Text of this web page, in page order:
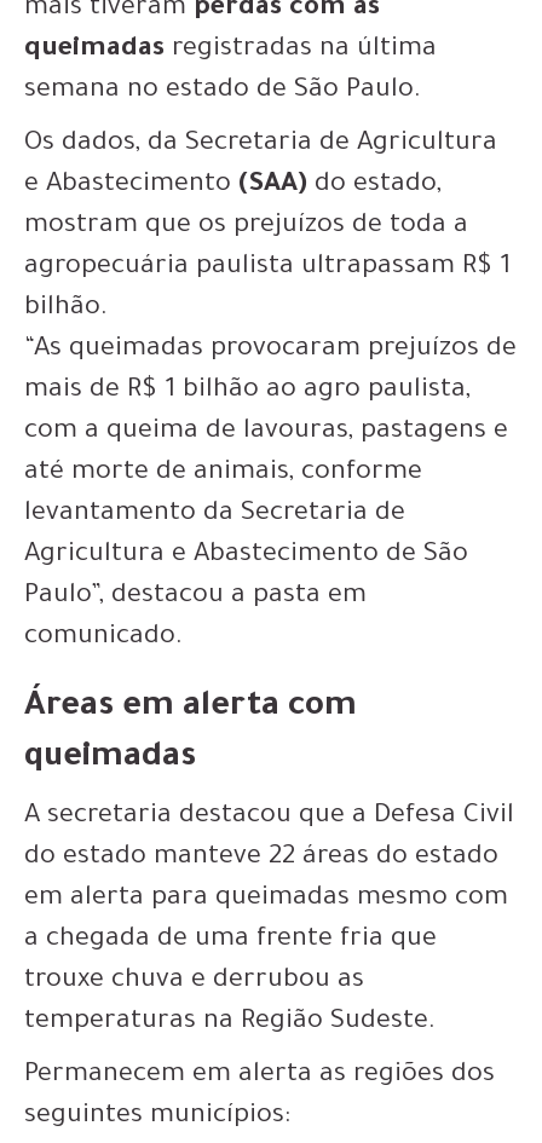
mais tiveram perdas com as
queimadas registradas na última
semana no estado de São Paulo.
Os dados, da Secretaria de Agricultura
e Abastecimento (SAA) do estado,
mostram que os prejuízos de toda a
agropecuária paulista ultrapassam R$ 1
bilhão.
“As queimadas provocaram prejuízos de
mais de R$ 1 bilhão ao agro paulista,
com a queima de lavouras, pastagens e
até morte de animais, conforme
levantamento da Secretaria de
Agricultura e Abastecimento de São
Paulo”, destacou a pasta em
comunicado.
Áreas em alerta com
queimadas
A secretaria destacou que a Defesa Civil
do estado manteve 22 áreas do estado
em alerta para queimadas mesmo com
a chegada de uma frente fria que
trouxe chuva e derrubou as
temperaturas na Região Sudeste.
Permanecem em alerta as regiões dos
seguintes municípios: